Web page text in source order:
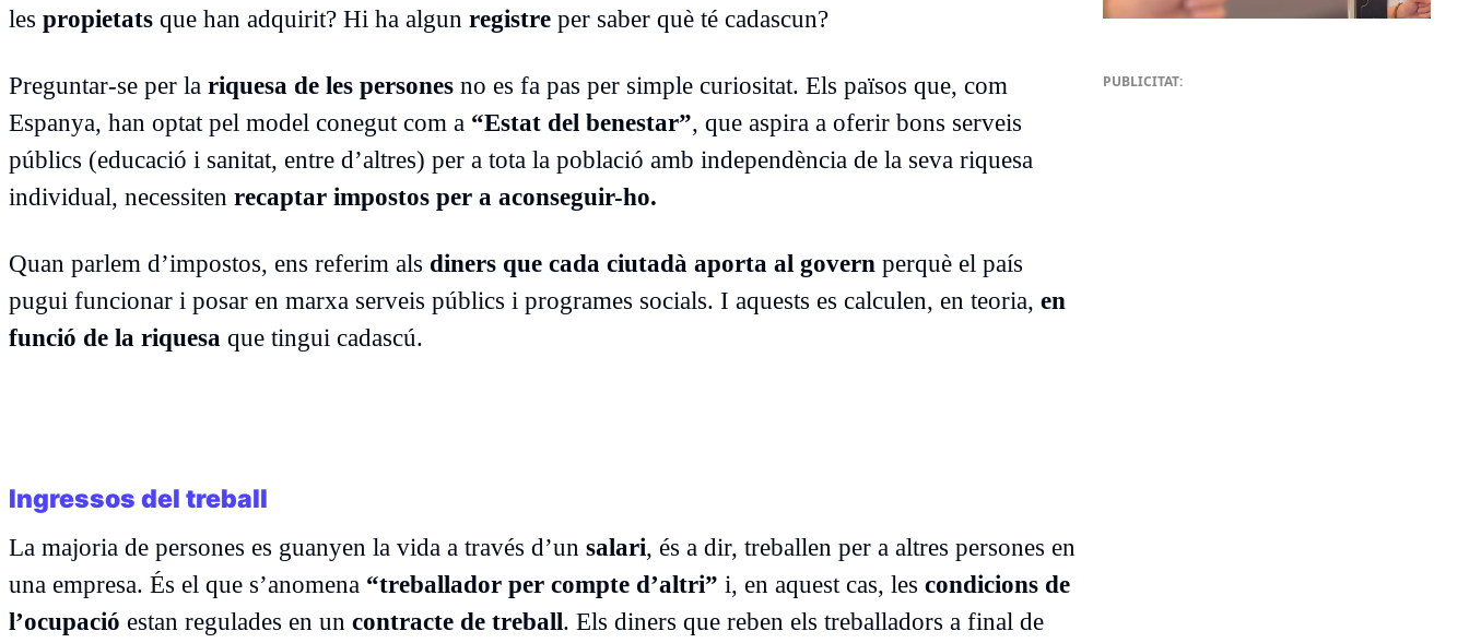
les propietats que han adquirit? Hi ha algun registre per saber què té cadascun?
Preguntar-se per la riquesa de les persones no es fa pas per simple curiositat. Els països que, com
Espanya, han optat pel model conegut com a “Estat del benestar”, que aspira a oferir bons serveis
públics (educació i sanitat, entre d’altres) per a tota la població amb independència de la seva riquesa
individual, necessiten recaptar impostos per a aconseguir-ho.
Quan parlem d’impostos, ens referim als diners que cada ciutadà aporta al govern perquè el país
pugui funcionar i posar en marxa serveis públics i programes socials. I aquests es calculen, en teoria, en
funció de la riquesa que tingui cadascú.
Ingressos del treball
La majoria de persones es guanyen la vida a través d’un salari, és a dir, treballen per a altres persones en
una empresa. És el que s’anomena “treballador per compte d’altri” i, en aquest cas, les condicions de
l’ocupació estan regulades en un contracte de treball. Els diners que reben els treballadors a final de
PUBLICITAT: